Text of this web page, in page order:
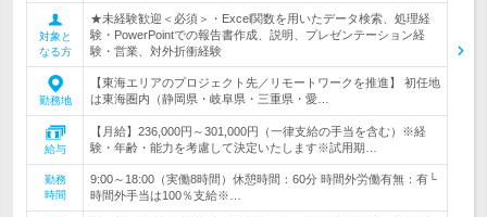
対象と
なる方
★未経験歓迎＜必須＞・Excel関数を用いたデータ検索、処理経
験・PowerPointでの報告書作成、説明、プレゼンテーション経
験・営業、対外折衝経験
勤務地
【東海エリアのプロジェクト先／リモートワークを推進】 初任地
は東海圏内（静岡県・岐阜県・三重県・愛…
給与
【月給】236,000円～301,000円（一律支給の手当を含む）※経
験・年齢・能力を考慮して決定いたします※試用期…
勤務
時間
9:00～18:00（実働8時間）休憩時間：60分 時間外労働有無：有└
時間外手当は100％支給※…